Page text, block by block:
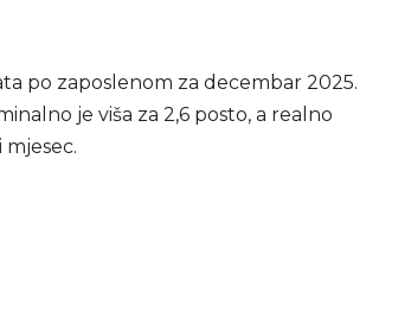
po zaposlenom za decembar 2025.
je viša za 2,6 posto, a realno